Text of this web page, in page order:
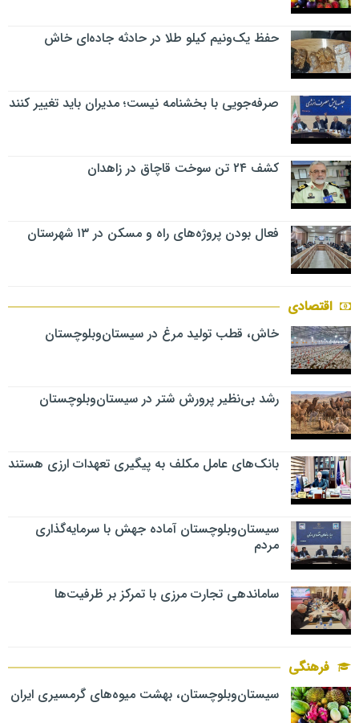
حفظ یک‌ونیم کیلو طلا در حادثه جاده‌ای خاش
صرفه‌جویی با بخشنامه نیست؛ مدیران باید تغییر کنند
کشف ۲۴ تن سوخت قاچاق در زاهدان
فعال بودن پروژه‌های راه و مسکن در ۱۳ شهرستان
اقتصادی
خاش، قطب تولید مرغ در سیستان‌وبلوچستان
رشد بی‌نظیر پرورش شتر در سیستان‌وبلوچستان
بانک‌های عامل مکلف به پیگیری تعهدات ارزی هستند
سیستان‌وبلوچستان آماده جهش با سرمایه‌گذاری
مردم
ساماندهی تجارت مرزی با تمرکز بر ظرفیت‌ها
فرهنگی
سیستان‌وبلوچستان، بهشت میوه‌های گرمسیری ایران